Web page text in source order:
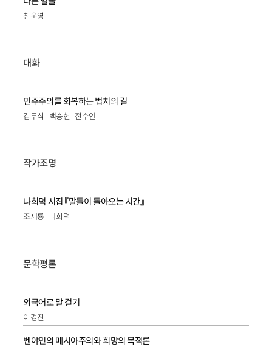
천운영
대화
민주주의를 회복하는 법치의 길
김두식 백승헌 전수안
작가조명
나희덕 시집 『말들이 돌아오는 시간』
조재룡 나희덕
문학평론
외국어로 말 걸기
이경진
벤야민의 메시아주의와 희망의 목적론